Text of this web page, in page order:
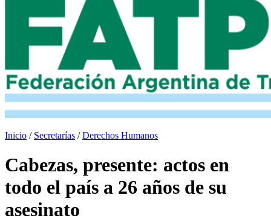
Inicio / Secretarías /Derechos Humanos
Cabezas, presente: actos en
todo el país a 26 años de su
asesinato